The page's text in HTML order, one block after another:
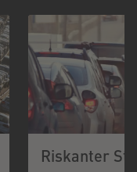
Riskanter